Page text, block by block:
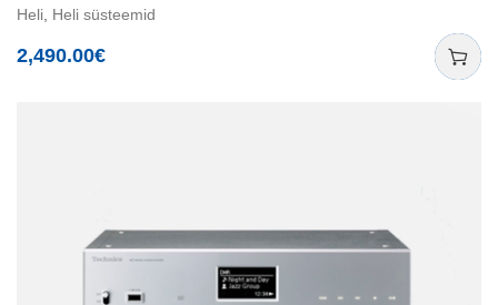
Heli, Heli süsteemid
2,490.00€